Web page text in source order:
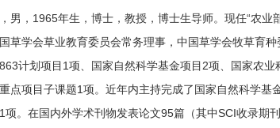
，男，1965年生，博士，教授，博士生导师。现任“农
草学会草业教育委员会常务理事，中国草学会牧草育
计划项目1项、国家自然科学基金项目2项、国家农
点项目子课题1项。近年内主持完成了国家自然科学
项。在国内外学术刊物发表论文95篇（其中SCI收录期